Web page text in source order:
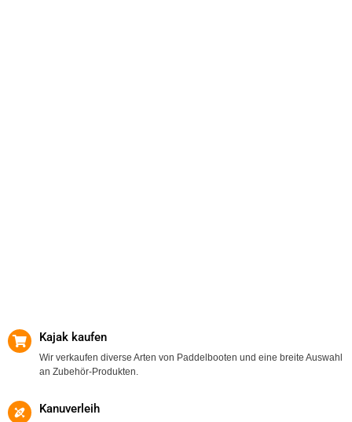
Kajak kaufen
Wir verkaufen diverse Arten von Paddelbooten und eine breite Auswahl
an Zubehör-Produkten.
Kanuverleih